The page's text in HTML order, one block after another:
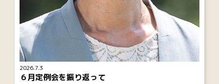
2026.7.3
６月定例会を振り返って